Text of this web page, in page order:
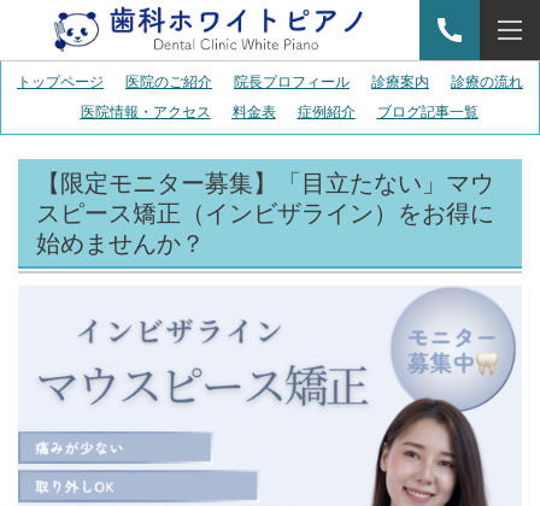
トップページ 医院のご紹介 院長プロフィール 診療案内
診療の流れ
医院情報・アクセス
料金表 症例紹介 ブログ記事一覧
【限定モニター募集】「目立たない」マウ
スピース矯正（インビザライン）をお得に
始めませんか？